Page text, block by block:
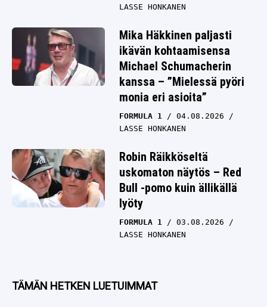
LASSE HONKANEN
Mika Häkkinen paljasti
ikävän kohtaamisensa
Michael Schumacherin
kanssa – ”Mielessä pyöri
monia eri asioita”
FORMULA 1
04.08.2026
LASSE HONKANEN
Robin Räikköseltä
uskomaton näytös – Red
Bull -pomo kuin ällikällä
lyöty
FORMULA 1
03.08.2026
LASSE HONKANEN
TÄMÄN HETKEN LUETUIMMAT